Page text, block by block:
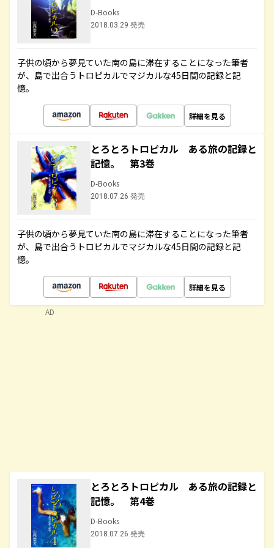
D-Books
2018.03.29 発売
子供の頃から夢見ていた南の島に滞在することになった筆者
が、島で出合うトロピカルでマジカルな45日間の記録と記
憶。
詳細を見る
とろとろトロピカル ある旅の記録と
記憶。 第3巻
D-Books
2018.07.26 発売
子供の頃から夢見ていた南の島に滞在することになった筆者
が、島で出合うトロピカルでマジカルな45日間の記録と記
憶。
詳細を見る
とろとろトロピカル ある旅の記録と
記憶。 第4巻
D-Books
2018.07.26 発売
AD